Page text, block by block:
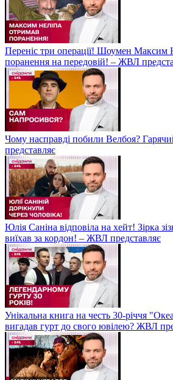
Переніс три операції! Шоумен Максим
поранення на передовій! – ЖВЛ
Чому насправді побили Велбоя?
представляє
Юлія Саніна відповіла на хейт! Зірка
виїхав за кордон! – ЖВЛ представляє
Унікальна книга на честь 30-річчя
вигадав гурт до свого ювілею? ЖВЛ